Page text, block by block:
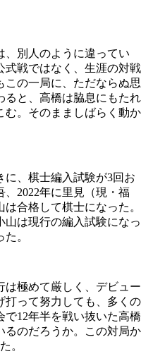
別人のように違ってい
式戦ではなく、生涯の対戦
この一局に、ただならぬ思
ると、高橋は脇息にもたれ
む。そのまましばらく動か
、棋士編入試験が3回お
、2022年に里見（現・福
合格して棋士になった。
は現行の編入試験になっ
。
極めて厳しく、デビュー
打って努力しても、多くの
12年半を戦い抜いた高橋
るのだろうか。この対局か
。